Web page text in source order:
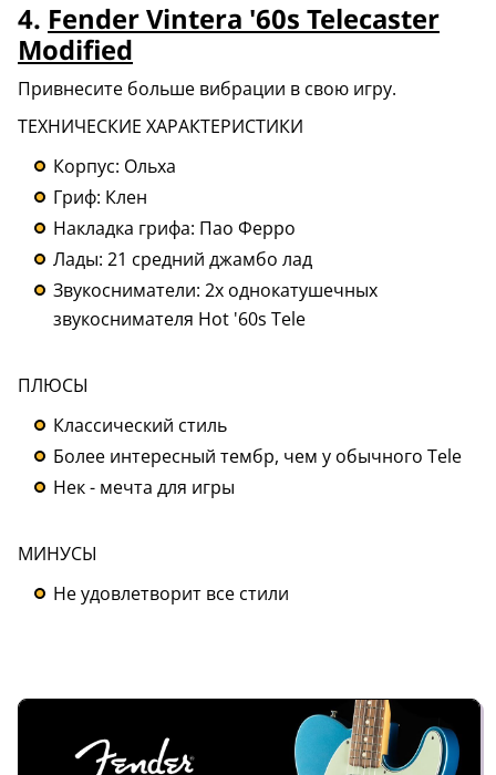
4. Fender Vintera '60s Telecaster
Modified
Привнесите больше вибрации в свою игру.
ТЕХНИЧЕСКИЕ ХАРАКТЕРИСТИКИ
Корпус: Ольха
Гриф: Клен
Накладка грифа: Пао Ферро
Лады: 21 средний джамбо лад
Звукосниматели: 2x однокатушечных
звукоснимателя Hot '60s Tele
ПЛЮСЫ
Классический стиль
Более интересный тембр, чем у обычного Tele
Нек - мечта для игры
МИНУСЫ
Не удовлетворит все стили